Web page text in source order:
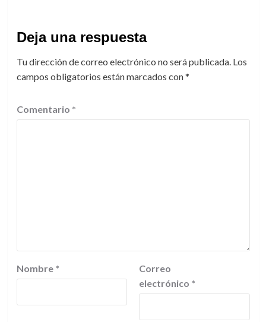
Deja una respuesta
Tu dirección de correo electrónico no será publicada. Los
campos obligatorios están marcados con*
Comentario *
Nombre *
Correo
electrónico *